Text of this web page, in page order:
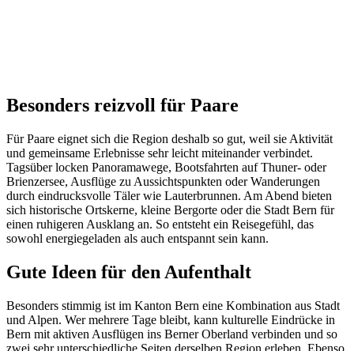
Besonders reizvoll für Paare
Für Paare eignet sich die Region deshalb so gut, weil sie Aktivität
und gemeinsame Erlebnisse sehr leicht miteinander verbindet.
Tagsüber locken Panoramawege, Bootsfahrten auf Thuner- oder
Brienzersee, Ausflüge zu Aussichtspunkten oder Wanderungen
durch eindrucksvolle Täler wie Lauterbrunnen. Am Abend bieten
sich historische Ortskerne, kleine Bergorte oder die Stadt Bern für
einen ruhigeren Ausklang an. So entsteht ein Reisegefühl, das
sowohl energiegeladen als auch entspannt sein kann.
Gute Ideen für den Aufenthalt
Besonders stimmig ist im Kanton Bern eine Kombination aus Stadt
und Alpen. Wer mehrere Tage bleibt, kann kulturelle Eindrücke in
Bern mit aktiven Ausflügen ins Berner Oberland verbinden und so
zwei sehr unterschiedliche Seiten derselben Region erleben. Ebenso